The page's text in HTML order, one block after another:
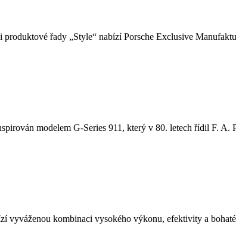
řady „Style“ nabízí Porsche Exclusive
modelem G-Series 911, který v 80. letech řídil F. A.
vyváženou kombinaci vysokého výkonu, efektivity a